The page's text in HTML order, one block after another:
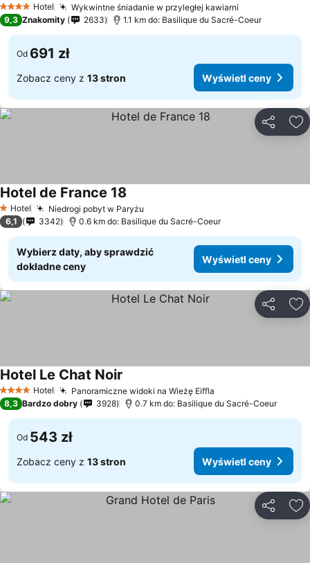
4 KategoriaHotel Wykwintne śniadanie w przyległej kawiarni
9,3 Znakomity 2633 1.1 km do: Basilique du Sacré-Coeur
Od 691 zł
Zobacz ceny z 13 stron Wyświetl ceny
1 Kategoria
Hotel Niedrogi pobyt w Paryżu
Hotel de France 18
6,1 3342 0.6 km do: Basilique du Sacré-Coeur
Wybierz daty, aby sprawdzić
dokładne ceny
Wyświetl ceny
4 KategoriaHotel Panoramiczne widoki na Wieżę Eiffla
Hotel Le Chat Noir
8,3 Bardzo dobry 3928 0.7 km do: Basilique du Sacré-Coeur
Od 543 zł
Zobacz ceny z 13 stron Wyświetl ceny